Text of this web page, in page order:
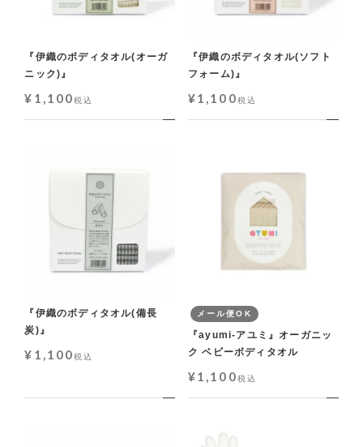
『伊織のボディタオル(オーガ
ニック)』
¥ 1,100税込
『伊織のボディタオル(ソフト
フォーム)』
¥1,100税込
『伊織のボディタオル(備長
炭)』
¥ 1,100税込
メール便OK
『ayumi-アユミ』オーガニッ
ク ベビーボディタオル
¥1,100税込